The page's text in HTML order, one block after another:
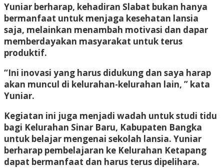
Yuniar berharap, kehadiran Slabat bukan hanya
bermanfaat untuk menjaga kesehatan lansia
saja, melainkan menambah motivasi dan dapar
memberdayakan masyarakat untuk terus
produktif.
“Ini inovasi yang harus didukung dan saya harap
akan muncul di kelurahan-kelurahan lain, ” kata
Yuniar.
Kegiatan ini juga menjadi wadah untuk studi tidu
bagi Kelurahan Sinar Baru, Kabupaten Bangka
untuk belajar mengenai sekolah lansia. Yuniar
berharap pembelajaran ke Kelurahan Ketapang
dapat bermanfaat dan harus terus dipelihara.